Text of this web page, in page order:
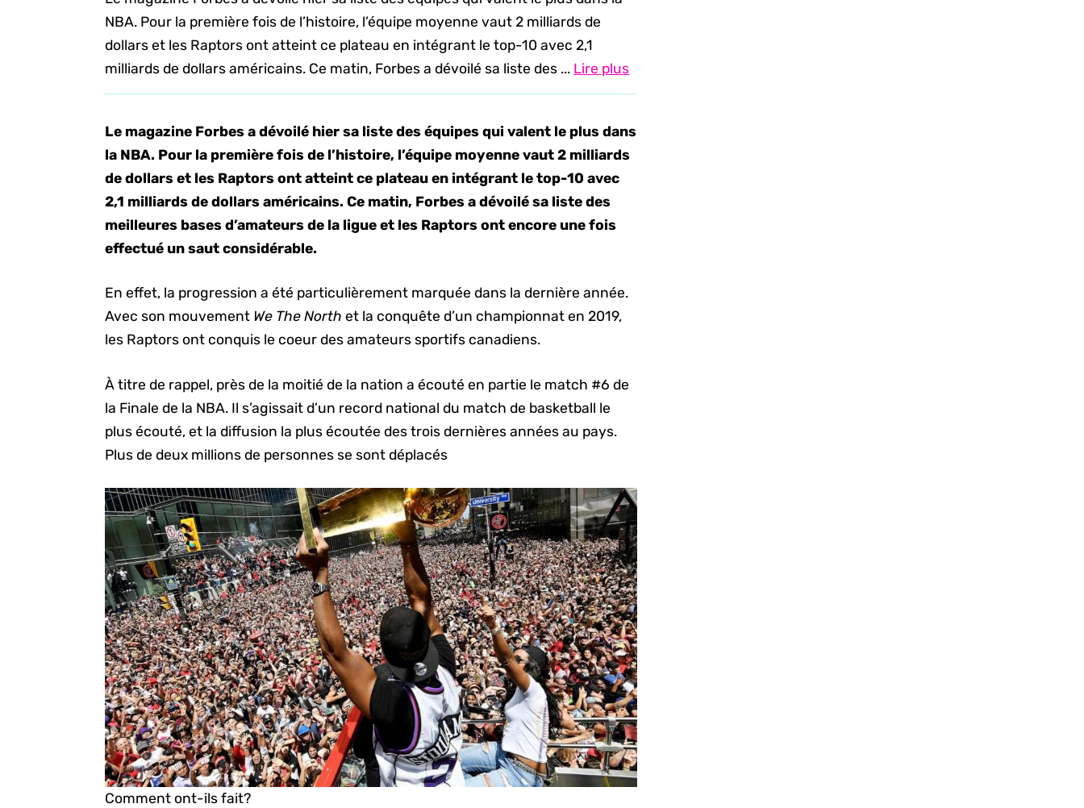
NBA. Pour la première fois de l’histoire, l’équipe moyenne vaut 2 milliards de
dollars et les Raptors ont atteint ce plateau en intégrant le top-10 avec 2,1
milliards de dollars américains. Ce matin, Forbes a dévoilé sa liste des ... Lire plus
Le magazine Forbes a dévoilé hier sa liste des équipes qui valent le plus dans
la NBA. Pour la première fois de l’histoire, l’équipe moyenne vaut 2 milliards
de dollars et les Raptors ont atteint ce plateau en intégrant le top-10 avec
2,1 milliards de dollars américains. Ce matin, Forbes a dévoilé sa liste des
meilleures bases d’amateurs de la ligue et les Raptors ont encore une fois
effectué un saut considérable.
En effet, la progression a été particulièrement marquée dans la dernière année.
Avec son mouvement We The Northet la conquête d’un championnat en 2019,
les Raptors ont conquis le coeur des amateurs sportifs canadiens.
À titre de rappel, près de la moitié de la nation a écouté en partie le match #6 de
la Finale de la NBA. Il s’agissait d’un record national du match de basketball le
plus écouté, et la diffusion la plus écoutée des trois dernières années au pays.
Plus de deux millions de personnes se sont déplacés
Comment ont-ils fait?